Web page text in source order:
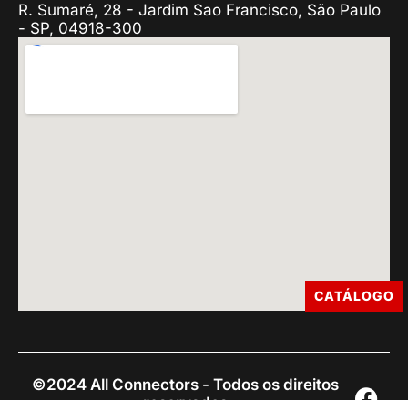
R. Sumaré, 28 - Jardim Sao Francisco, São Paulo
- SP, 04918-300
©2024 All Connectors - Todos os direitos
CATÁLOGO